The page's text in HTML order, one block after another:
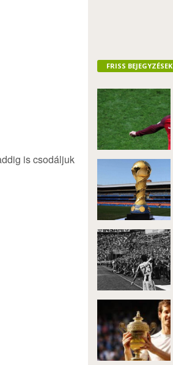
is csodáljuk
FRISS BEJEGYZÉSEK